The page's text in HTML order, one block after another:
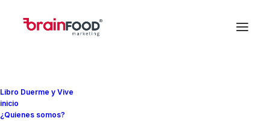
Libro Duerme y Vive
inicio
¿Quienes somos?
InSEO